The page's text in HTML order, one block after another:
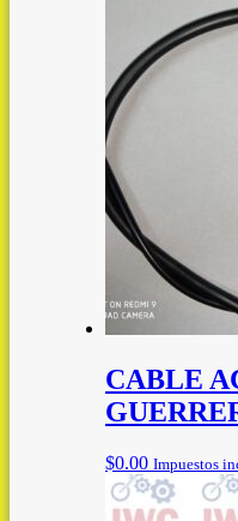
CABLE
$0.00 Impuestos